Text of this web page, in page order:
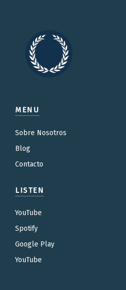
MENU
Sobre Nosotros
Blog
Contacto
LISTEN
YouTube
Spotify
Google Play
YouTube